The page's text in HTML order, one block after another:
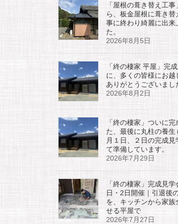
「屋根の葺き替え工
ら、板金屋根に葺き替
事に終わり綺麗に出来
た。
2026年8月5日
「終の棲家 平屋」完
に、多くの皆様にお越
ありがとうございまし
2026年8月2日
「終の棲家」ついに完
た、最後に丸柱の養生
月１日、２日の完成見
て準備しています。
2026年7月29日
「終の棲家」完成見学
日・2日開催｜引退後
を、キッチンから家族
せる平屋で
2026年7月27日